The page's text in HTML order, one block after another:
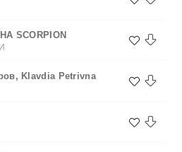
SCORPION
Klavdia Petrivna